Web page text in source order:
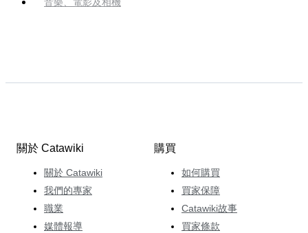
關於 Catawiki
關於 Catawiki
我們的專家
職業
媒體報導
購買
如何購買
買家保障
Catawiki故事
買家條款